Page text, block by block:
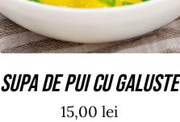
Supa de pui cu galuste
15,00lei